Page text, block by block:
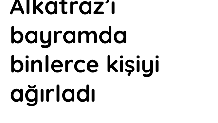
bayramda
binlerce kişiyi
ağırladı